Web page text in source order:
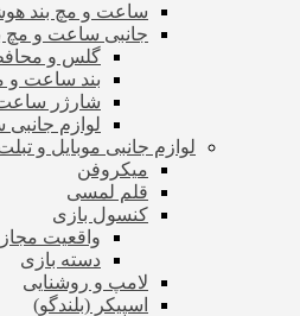
ساعت و مچ بند
جانبی ساعت و مچ
گلس و
بند ساعت و
شارژر
لوازم
لوازم جانبی موبایل و
میکروفن
قلم لمسی
کنسول بازی
واقعیت
دسته بازی
لامپ و روشنایی
اسپیکر (بلندگو)